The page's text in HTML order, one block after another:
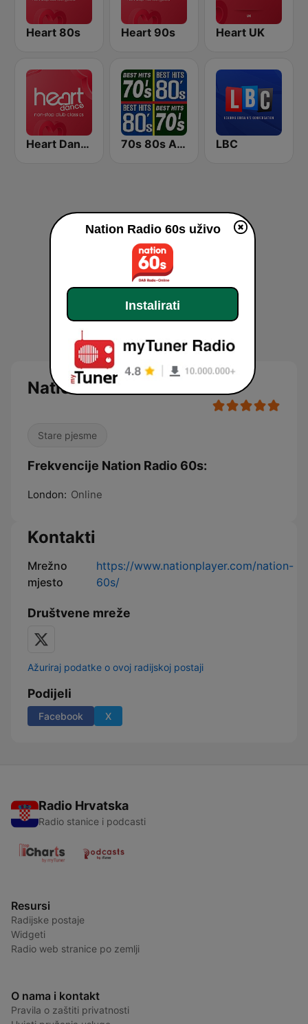
Heart 80s Heart 90s Heart UK
Heart Dance 70s 80s All Time Greatest LBC
Nation Radio 60s
Stare pjesme
Frekvencije Nation Radio 60s:
London: Online
Kontakti
Mrežno
mjesto
https://www.nationplayer.com/nation-
60s/
Društvene mreže
Ažuriraj podatke o ovoj radijskoj postaji
Podijeli
Facebook X
Radio Hrvatska
Radio stanice i podcasti
Resursi
Radijske postaje
Widgeti
Radio web stranice po zemlji
O nama i kontakt
Pravila o zaštiti privatnosti
Nation Radio 60s uživo
Instalirati